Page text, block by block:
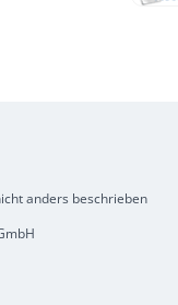
anders beschrieben